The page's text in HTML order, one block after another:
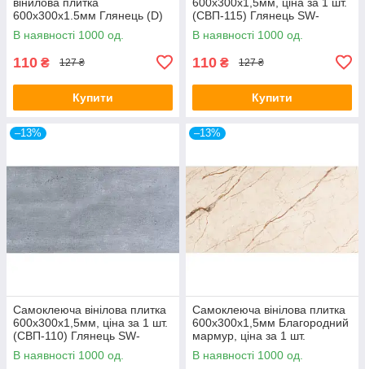
600х300х1.5мм Глянець (D)
SW-00001780
В наявності 1000 од.
110 ₴ 127 ₴
Купити
(СВП-115) Глянець SW-
00000504
В наявності 1000 од.
110 ₴ 127 ₴
Купити
–13%
Самоклеюча вінілова плитка
600х300х1,5мм, ціна за 1 шт.
(СВП-110) Глянець SW-
00000499
В наявності 1000 од.
–13%
Самоклеюча вінілова плитка
600х300х1,5мм Благородний
мармур, ціна за 1 шт.
(СВП-101) Глянець SW-
00000291
В наявності 1000 од.